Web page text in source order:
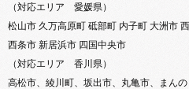
（対応エリア 愛媛県）
松山市 久万高原町 砥部町 内子町 大洲市
西条市 新居浜市 四国中央市
（対応エリア 香川県）
高松市、綾川町、坂出市、丸亀市、まん